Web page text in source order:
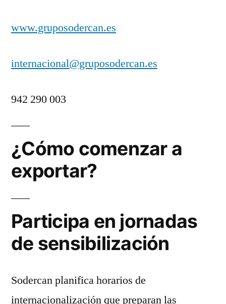
www.gruposodercan.es
internacional@gruposodercan.es
942 290 003
¿Cómo comenzar a
exportar?
Participa en jornadas
de sensibilización
Sodercan planifica horarios de
internacionalización que preparan las